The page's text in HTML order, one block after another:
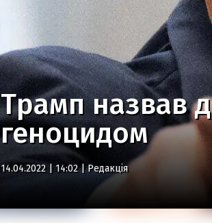
Трамп назвав
геноцидом
14.04.2022 | 14:02 |Редакція